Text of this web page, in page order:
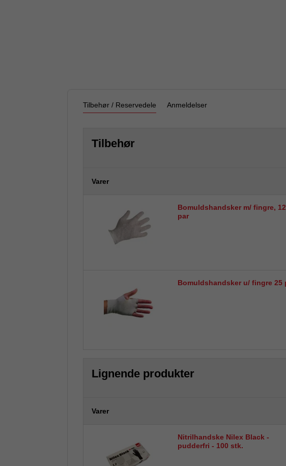
Tilbehør / Reservedele Anmeldelser
Tilbehør
Varer
Bomuldshandsker m/ fingre, 12
par
Bomuldshandsker u/ fingre 25
Lignende produkter
Varer
Nitrilhandske Nilex Black -
pudderfri - 100 stk.